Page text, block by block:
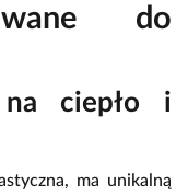
do
ciepło i
ma unikalną